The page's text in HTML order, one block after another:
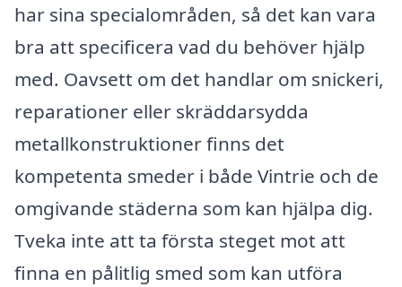
har sina specialområden, så det kan vara
bra att specificera vad du behöver hjälp
med. Oavsett om det handlar om snickeri,
reparationer eller skräddarsydda
metallkonstruktioner finns det
kompetenta smeder i både Vintrie och de
omgivande städerna som kan hjälpa dig.
Tveka inte att ta första steget mot att
finna en pålitlig smed som kan utföra